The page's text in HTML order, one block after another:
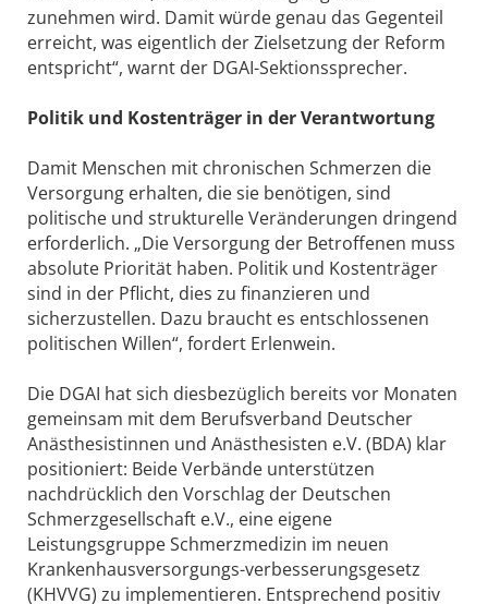
zunehmen wird. Damit würde genau das Gegenteil
erreicht, was eigentlich der Zielsetzung der Reform
entspricht“, warnt der DGAI-Sektionssprecher.
Politik und Kostenträger in der Verantwortung
Damit Menschen mit chronischen Schmerzen die
Versorgung erhalten, die sie benötigen, sind
politische und strukturelle Veränderungen dringend
erforderlich. „Die Versorgung der Betroffenen muss
absolute Priorität haben. Politik und Kostenträger
sind in der Pflicht, dies zu finanzieren und
sicherzustellen. Dazu braucht es entschlossenen
politischen Willen“, fordert Erlenwein.
Die DGAI hat sich diesbezüglich bereits vor Monaten
gemeinsam mit dem Berufsverband Deutscher
Anästhesistinnen und Anästhesisten e.V. (BDA) klar
positioniert: Beide Verbände unterstützen
nachdrücklich den Vorschlag der Deutschen
Schmerzgesellschaft e.V., eine eigene
Leistungsgruppe Schmerzmedizin im neuen
Krankenhausversorgungs-verbesserungsgesetz
(KHVVG) zu implementieren. Entsprechend positiv